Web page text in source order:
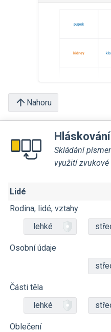
Nahoru
Hláskování
Skládání
využití zvukové
Lidé
Rodina, lidé, vztahy
lehké
Osobní údaje
Části těla
lehké
Oblečení